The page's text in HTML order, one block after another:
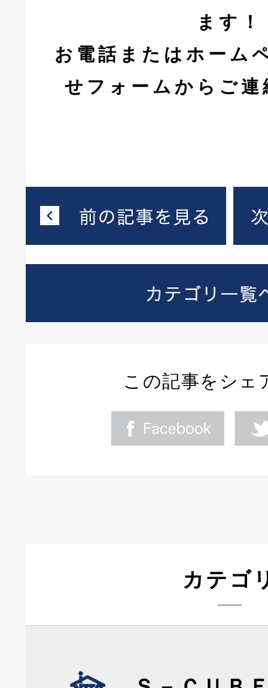
ます！
お電話またはホーム
せフォームからご
この記事をシェ
カテゴ